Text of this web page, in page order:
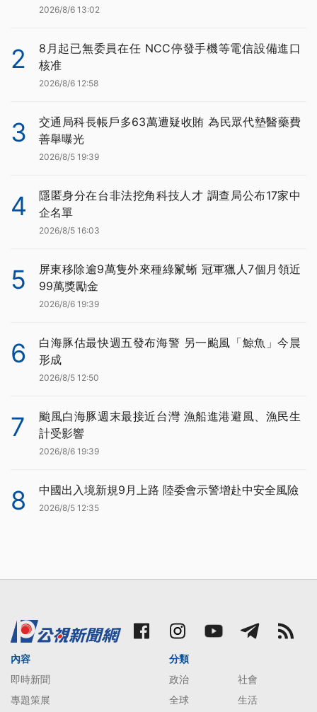
2026/8/6 13:02
2
8月起已無委員在任 NCC停發手機等電信設備進口
核准
2026/8/6 12:58
3
交通局科長帳戶多63萬遭疑收賄 為民眾代墊醫藥費
善舉曝光
2026/8/5 19:39
4
隱匿身分在台非法挖角科技人才 調查局公布17家中
企名單
2026/8/5 16:03
5
屏東移除逾9萬隻外來種綠鬣蜥 冠軍獵人7個月領近
99萬獎勵金
2026/8/6 19:39
6
白海豚估最快週五發布海警 另一颱風「鯨魚」今晨
形成
2026/8/5 12:50
7
颱風白海豚週末最接近台灣 漁船進港避風、漁民生
計受影響
2026/8/6 19:39
8 中國出入境新規9月上路 陸委會示警增赴中安全風險
2026/8/5 12:35
內容
即時新聞
專題策展
分類
政治
社會
全球
生活